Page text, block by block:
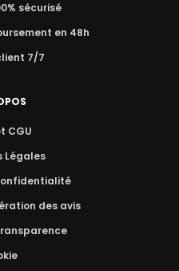
sécurisé
en 48h
7/7
CGU
Légales
des avis